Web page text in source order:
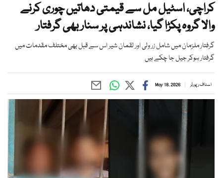
کراچی، اسٹیل مل سے قیمتی دھاتیں چوری کرنے
والا گروہ پکڑا گیا، نشاندہی پر سنار بھی گرفتار
گرفتار ملزمان میں شامل زر ولی اور لقمان شیر اس سے قبل بھی مختلف مقدمات میں
گرفتار ہوکر جیل جا چکے ہیں
اسٹاف رپورٹر May 18, 2026